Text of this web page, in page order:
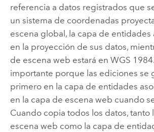
referencia a datos registrados que
un sistema de coordenadas
escena global, la capa de entidades
en la proyección de sus datos,
de escena web estará en WGS
importante porque las ediciones se
primero en la capa de entidades
en la capa de escena web cuando
Cuando copia todos los datos, tanto
escena web como la capa de